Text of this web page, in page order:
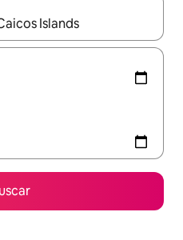
podrás navegar